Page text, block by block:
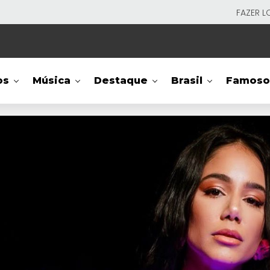
FAZER
Música Destaque Brasil